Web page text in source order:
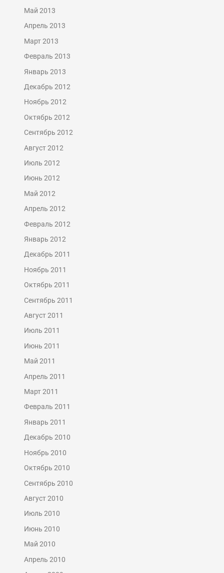
Май 2013
Апрель 2013
Март 2013
Февраль 2013
Январь 2013
Декабрь 2012
Ноябрь 2012
Октябрь 2012
Сентябрь 2012
Август 2012
Июль 2012
Июнь 2012
Май 2012
Апрель 2012
Февраль 2012
Январь 2012
Декабрь 2011
Ноябрь 2011
Октябрь 2011
Сентябрь 2011
Август 2011
Июль 2011
Июнь 2011
Май 2011
Апрель 2011
Март 2011
Февраль 2011
Январь 2011
Декабрь 2010
Ноябрь 2010
Октябрь 2010
Сентябрь 2010
Август 2010
Июль 2010
Июнь 2010
Май 2010
Апрель 2010